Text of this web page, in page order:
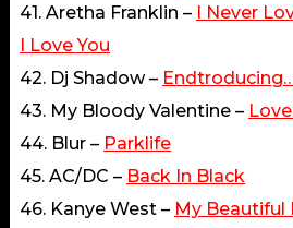
41. Aretha Franklin – I Never
I Love You
42. Dj Shadow –
43. My Bloody Valentine –
44. Blur – Parklife
45. AC/DC – Back In Black
46. Kanye West – My Beautiful